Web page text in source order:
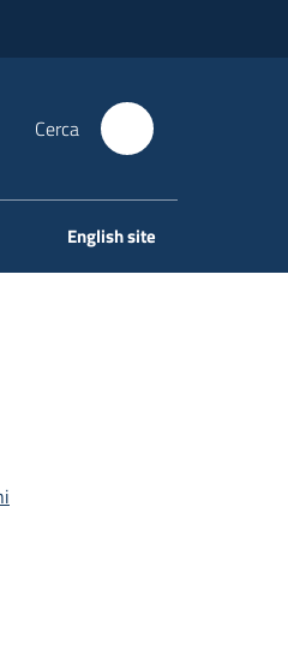
Cerca
English site